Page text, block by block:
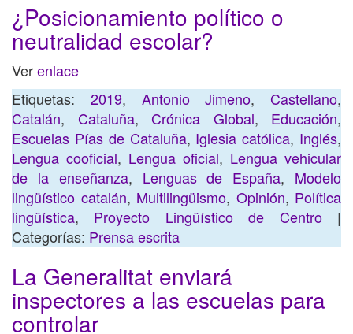
¿Posicionamiento político o
neutralidad escolar?
Verenlace
Etiquetas: 2019, Antonio Jimeno, Castellano,
Catalán, Cataluña, Crónica Global, Educación,
Escuelas Pías de Cataluña, Iglesia católica, Inglés,
Lengua cooficial, Lengua oficial, Lengua vehicular
de la enseñanza, Lenguas de España, Modelo
lingüístico catalán, Multilingüismo, Opinión, Política
lingüística, Proyecto Lingüístico de Centro|
Categorías: Prensa escrita
La Generalitat enviará
inspectores a las escuelas para
controlar